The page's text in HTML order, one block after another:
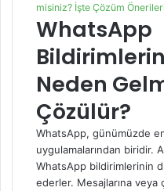
misiniz? İşte Çözüm Önerileri
WhatsApp
Neden
Çözülür?
WhatsApp, günümüzde
uygulamalarından biridir.
WhatsApp bildirimlerinin
ederler. Mesajlarına veya